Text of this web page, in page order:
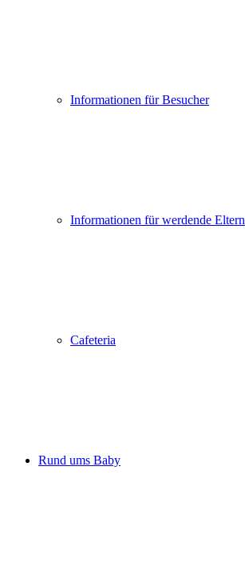
Informationen für Besucher
Informationen für werdende Eltern
Cafeteria
Rund ums Baby